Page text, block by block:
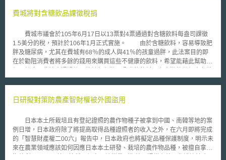
（Foreign End-Users）：美國政策作法是，未來軍商二用出口管制制度將
技輸給武器擴散份子、國際恐怖分子和習慣進行違背美國國家安全及外交政
策與利益之國家對象之宗旨外，美國一方面將擴大受管制實體清單（Entity
List）對象範圍，嚴格審查曾從事違背美國國家安全和外交政策及利益活動
之外國夥伴；另方面，美國則將妥善使用所謂正當使用者計畫（Validated
End User(VEU) program），免除這些受信賴之使用對象在輸出產品時受制
Corporation(SMIC)最近即被納入VEU初始清單。 （2）增進國家競爭能
二用標的之常規程序，藉此重新評估並適時修正商業控制清單（Commerce
進國家安全及競爭之目的，美國商業部還會在網站上公開受到高度審查之外
國夥伴清單。 最後，美國行政主管機關亦表示，為了有利於行政機關
有效執行國家軍商二用出口管制政策，高度支持透過出口管理法（Export
Administration Act）修正之再授權，更新違法之刑罰規定，並提升行政機關
之執行權限。
費城將對含糖飲品課徵稅捐
費城市議會於105年6月17日以13票對4票通過對含糖飲料每盎司課徵
1.5美分的稅，預計於106年1月正式實施。 由於含糖飲料，容易導致肥
胖及糖尿病，尤其在費城有68％的成人與41％的孩童過胖，此法案目的即
在於勸阻消費者將多餘的錢用來購買這些不健康的飲料，希望能藉此幫助他
漲價1美元左右，但是牛奶、新鮮水果或蔬菜含量50％以上的飲料則不在課
稅範圍，這意味著運動飲料、糖水、罐裝咖啡以及已添加糖的茶類都將被課
稅收增加9,100萬美元，預計運用在學前托兒班，學校，圖書館，娛樂中
心，及其他公共場所，稅收也將資助抵免販售健康飲品企業的稅收。市長
Jim Kenny 也公開支持這項稅收，並在法案通過後表示這項稅收對於該市的
社區及教育系統將會帶來歷史性的貢獻。 根據費城市新聞網
(Philly.com)於16日報導：「這項稅收的徵收對象為飲料經銷商，目前尚無
日研擬對策防農產智財權被外國盜用
日本本土所栽培且有登記證照的農作物種子被拿到中國、南韓等地的案
例日增，日本政府除了將提高取得品種證照者的收入之外，在六月即將完成
的「智慧財產權二00六」報告中，日本政府也將擬定品種保護制度，明示未
來在農業領域應該如何因應日本本土研發、栽培的農作物品種，被擅自拿到